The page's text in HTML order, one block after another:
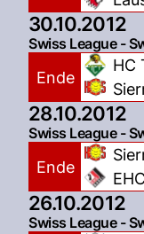
30.10.2012
Swiss League -
Ende
HC
28.10.2012
Swiss League -
Ende
26.10.2012
Swiss League -